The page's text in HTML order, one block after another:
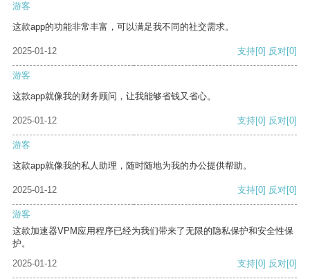
游客
这款app的功能非常丰富，可以满足我不同的社交需求。
2025-01-12 支持[0] 反对[0]
游客
这款app就像我的财务顾问，让我能够省钱又省心。
2025-01-12 支持[0] 反对[0]
游客
这款app就像我的私人助理，随时随地为我的办公提供帮助。
2025-01-12 支持[0] 反对[0]
游客
这款加速器VPM应用程序已经为我们带来了无限的隐私保护和安全性保
护。
2025-01-12
支持[0] 反对[0]